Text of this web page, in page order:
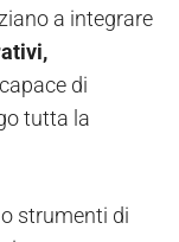
a integrare
di
tutta la
strumenti di